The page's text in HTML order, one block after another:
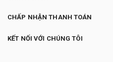
CHẤP NHẬN THANH TOÁN
KẾT NỐI VỚI CHÚNG TÔI